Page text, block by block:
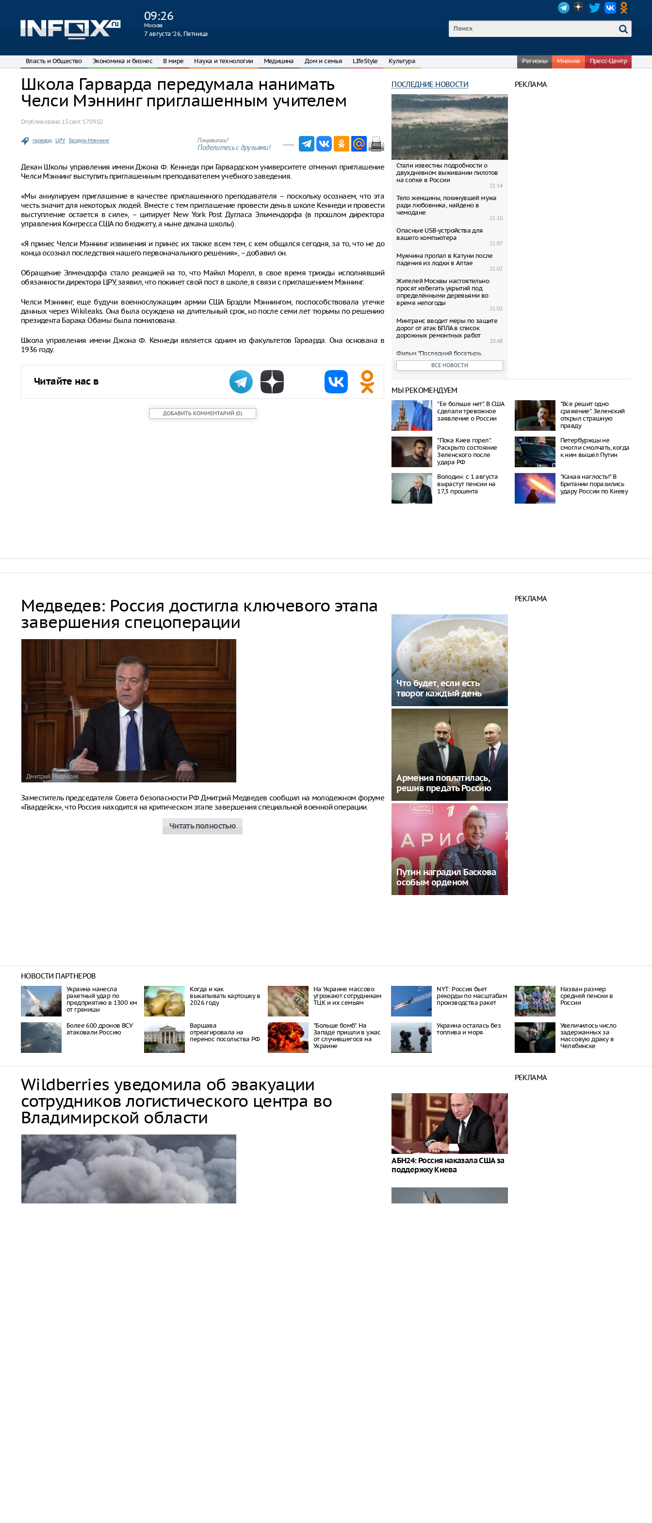
09:26
Москва
7 августа ‘26, Пятница
Власть и Общество Экономика и бизнес В мире Наука и технологии Медицина Дом и семья LIfeStyle Культура Регионы Мнения Пресс-Центр
Школа Гарварда передумала нанимать
Челси Мэннинг приглашенным учителем
Опубликовано 15 сент. ‘17 09:02
гарвард ЦРУ Брэдли Мэннинг Понравилось?
Поделитесь с друзьями!
Декан Школы управления имени Джона Ф. Кеннеди при Гарвардском университете отменил приглашение
Челси Мэннинг выступить приглашенным преподавателем учебного заведения.
«Мы аннулируем приглашение в качестве приглашенного преподавателя – поскольку осознаем, что эта
честь значит для некоторых людей. Вместе с тем приглашение провести день в школе Кеннеди и провести
выступление остается в силе», – цитирует New York Post Дугласа Эльмендорфа (в прошлом директора
управления Конгресса США по бюджету, а ныне декана школы).
«Я принес Челси Мэннинг извинения и принес их также всем тем, с кем общался сегодня, за то, что не до
конца осознал последствия нашего первоначального решения», – добавил он.
Обращение Элмендорфа стало реакцией на то, что Майкл Морелл, в свое время трижды исполнявший
обязанности директора ЦРУ, заявил, что покинет свой пост в школе, в связи с приглашением Мэннинг.
Челси Мэннинг, еще будучи военнослужащим армии США Брэдли Мэннингом, поспособствовала утечке
данных через Wikileaks. Она была осуждена на длительный срок, но после семи лет тюрьмы по решению
президента Барака Обамы была помилована.
Школа управления имени Джона Ф. Кеннеди является одним из факультетов Гарварда. Она основана в
1936 году.
Читайте нас в
ДОБАВИТЬ КОММЕНТАРИЙ (0)
ПОСЛЕДНИЕ НОВОСТИ
Стали известны подробности о
двухдневном выживании пилотов
на сопке в России
21:14
Тело женщины, покинувшей мужа
ради любовника, найдено в
чемодане
21:10
Опасные USB-устройства для
вашего компьютера
21:07
Мужчина пропал в Катуни после
падения из лодки в Алтае
21:02
Жителей Москвы настоятельно
просят избегать укрытий под
определёнными деревьями во
время непогоды
21:02
Минтранс вводит меры по защите
дорог от атак БПЛА в список
дорожных ремонтных работ
20:48
Фильм "Последний богатырь.
Колобок" собрал почти 45
миллионов рублей в день
20:42
Зеленский объявил о намерении
запустить спецоперацию по
санкциям против России
20:27
Департамент транспорта Москвы
рассмотрел возможность зимнего
проката самокатов
20:23
Самый доступный «Москвич» в
России стал рекордно дешевле
Путин одобрил приватизацию
аэропорта Шереметьево
ВСЕ НОВОСТИ
РЕКЛАМА
МЫ РЕКОМЕНДУЕМ
"Ее больше нет". В США
сделали тревожное
заявление о России
"Все решит одно
сражение". Зеленский
открыл страшную
правду
"Пока Киев горел".
Раскрыто состояние
Зеленского после
удара РФ
Петербуржцы не
смогли смолчать, когда
к ним вышел Путин
Володин: с 1 августа
вырастут пенсии на
17,3 процента
"Какая наглость!" В
Британии поразились
удару России по Киеву
Медведев: Россия достигла ключевого этапа
завершения спецоперации
Дмитрий Медведев
Заместитель председателя Совета безопасности РФ Дмитрий Медведев сообщил на молодежном форуме
«Гвардейск», что Россия находится на критическом этапе завершения специальной военной операции.
Читать полностью
Что будет, если есть
творог каждый день
Армения поплатилась,
решив предать Россию
Путин наградил Баскова
особым орденом
РЕКЛАМА
НОВОСТИ ПАРТНЕРОВ
Украина нанесла
ракетный удар по
предприятию в 1300 км
от границы
Когда и как
выкапывать картошку в
2026 году
На Украине массово
угрожают сотрудникам
ТЦК и их семьям
NYT: Россия бьет
рекорды по масштабам
производства ракет
Назван размер
средней пенсии в
России
Более 600 дронов ВСУ
атаковали Россию
Варшава
отреагировала на
перенос посольства РФ
"Больше бомб". На
Западе пришли в ужас
от случившегося на
Украине
Украина осталась без
топлива и моря
Увеличилось число
задержанных за
массовую драку в
Челябинске
Wildberries уведомила об эвакуации
сотрудников логистического центра во
Владимирской области
АБН24: Россия наказала США за
поддержку Киева
РЕКЛАМА